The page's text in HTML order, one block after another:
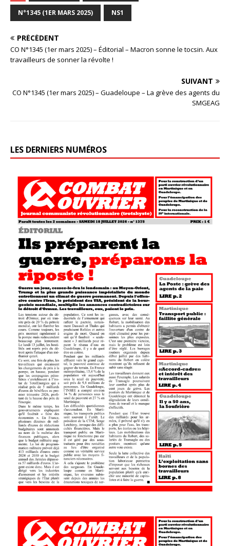
N°1345 (1ER MARS 2025) NS1
PRÉCÉDENT
CO N°1345 (1er mars 2025) – Éditorial – Macron sonne le tocsin. Aux
travailleurs de sonner la révolte !
SUIVANT
CO N°1345 (1er mars 2025) – Guadeloupe – La grève des agents du
SMGEAG
LES DERNIERS NUMÉROS